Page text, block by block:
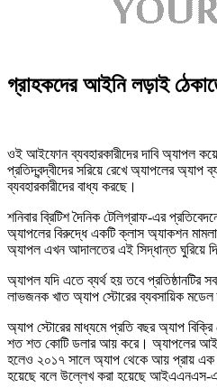
গ্রাহকদের আইনি লড়াই
ওই আইফোন ব্যবহারকারীদের দাবি অ্যাপল
প্রতিদ্বন্দ্বীদের সরিয়ে রেখে অ্যাপলের অ্যাপ
ব্যবহারকারীদের বাধ্য করছে।
শনিবার ব্রিটিশ দৈনিক টেলিগ্রাফ-এর
অ্যাপলের বিরুদ্ধে একটি ক্লাস অ্যাকশন
অ্যাপল এখন আদালতের এই সিদ্ধান্ত ঘুরিয়ে
অ্যাপল যদি এতে ব্যর্থ হয় তবে প্রতিষ্ঠানটির
লাভজনক খাত অ্যাপ স্টোরের ব্যবসায়িক
অ্যাপ স্টোরের মাধ্যমে প্রতি বছর অ্যাপ
শত শত কোটি ডলার আয় করে। অ্যাপলের
হলেও ২০১৭ সালে অ্যাপ থেকে আয় প্রায় এক
হয়েছে বলে উল্লেখ করা হয়েছে আইএএনএস-